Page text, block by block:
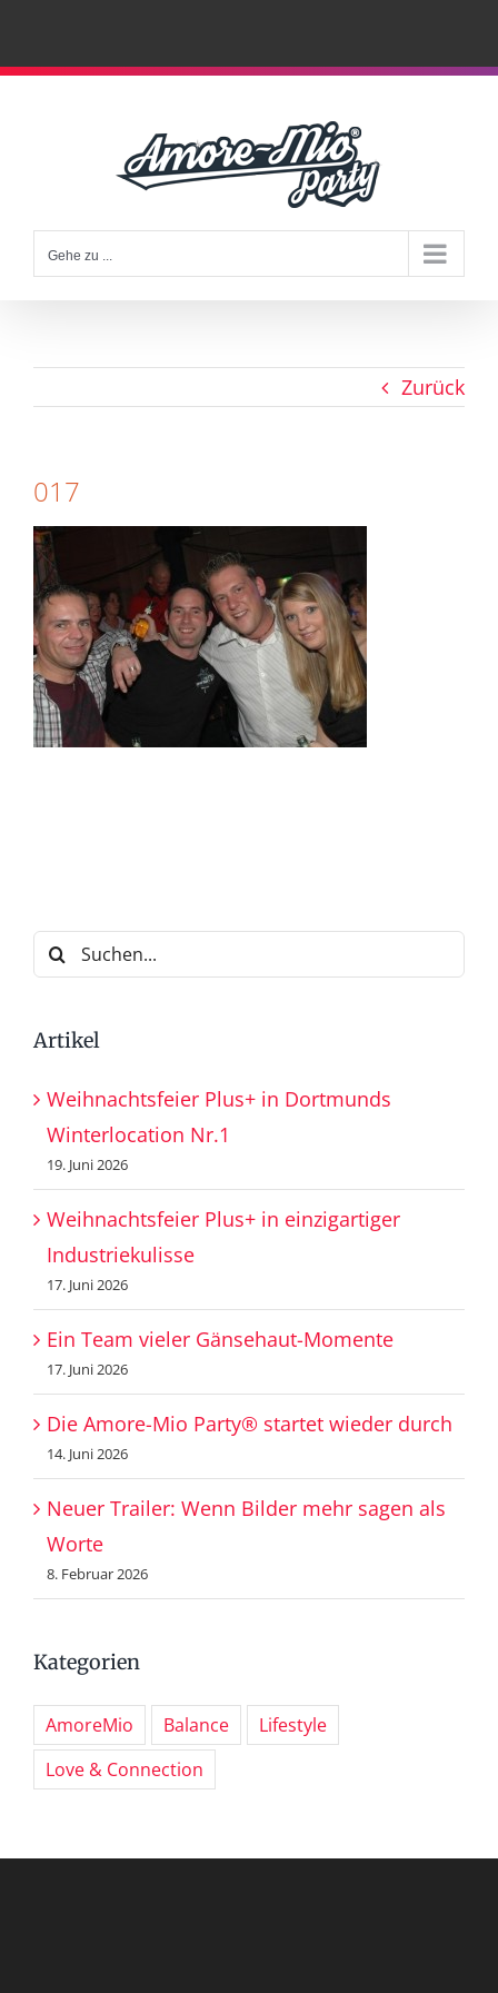
Zum
Gehe zu ...
Zurück
017
Suche
nach:
Artikel
Weihnachtsfeier Plus+ in Dortmunds
Winterlocation Nr.1
19. Juni 2026
Weihnachtsfeier Plus+ in einzigartiger
Industriekulisse
17. Juni 2026
Ein Team vieler Gänsehaut-Momente
17. Juni 2026
Die Amore-Mio Party® startet wieder durch
14. Juni 2026
Neuer Trailer: Wenn Bilder mehr sagen als
Worte
8. Februar 2026
Kategorien
AmoreMio Balance
Lifestyle
Love & Connection